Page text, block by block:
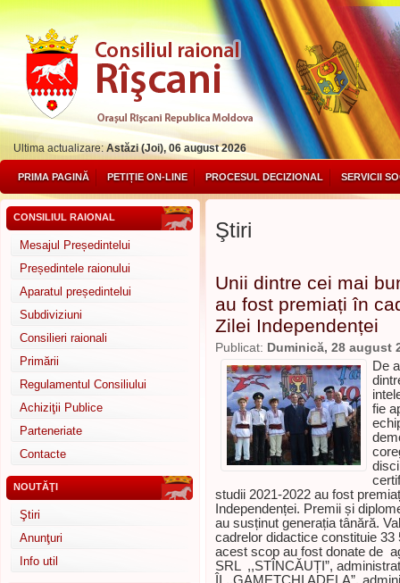
Ultima actualizare:Astăzi (Joi), 06 august 2026
PRIMA PAGINĂ PETIȚIE ON-LINE PROCESUL DECIZIONAL SERVICII
CONSILIUL RAIONAL
Mesajul Președintelui
Președintele raionului
Aparatul președintelui
Subdiviziuni
Consilieri raionali
Primării
Regulamentul Consiliului
Achiziţii Publice
Parteneriate
Contacte
NOUTĂŢI
Ştiri
Anunţuri
Info util
Ştiri
Unii dintre cei mai
au fost premiați în
Zilei Independenței
Publicat: Duminică, 28 august
De
fie
studii 2021-2022 au fost
Independenței. Premii și
au susținut generația tânără.
cadrelor didactice constituie
acest scop au fost donate de
SRL ,,STÎNCĂUȚI”,